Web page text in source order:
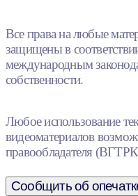
Все права на любые
защищены в
международным
собственности.
Любое использование
видеоматериалов
правообладателя
Сообщить об